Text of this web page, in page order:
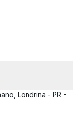
Londrina - PR -